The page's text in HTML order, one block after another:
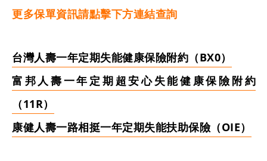
更多保單資訊請點擊下方連結查詢
台灣人壽一年定期失能健康保險附約（BX0）
富邦人壽一年定期超安心失能健康保險附約
（11R）
康健人壽一路相挺一年定期失能扶助保險（OIE）